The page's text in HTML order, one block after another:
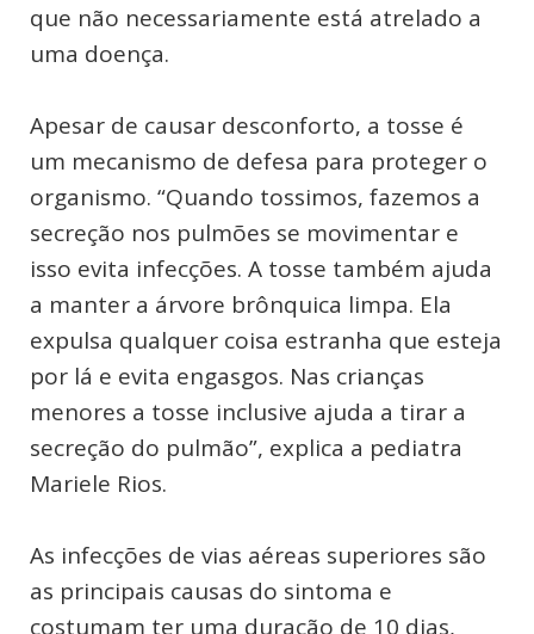
que não necessariamente está atrelado a
uma doença.
Apesar de causar desconforto, a tosse é
um mecanismo de defesa para proteger o
organismo. “Quando tossimos, fazemos a
secreção nos pulmões se movimentar e
isso evita infecções. A tosse também ajuda
a manter a árvore brônquica limpa. Ela
expulsa qualquer coisa estranha que esteja
por lá e evita engasgos. Nas crianças
menores a tosse inclusive ajuda a tirar a
secreção do pulmão”, explica a pediatra
Mariele Rios.
As infecções de vias aéreas superiores são
as principais causas do sintoma e
costumam ter uma duração de 10 dias,